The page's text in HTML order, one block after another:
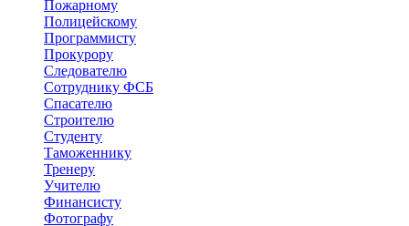
Пожарному
Полицейскому
Программисту
Прокурору
Следователю
Сотруднику ФСБ
Спасателю
Строителю
Студенту
Таможеннику
Тренеру
Учителю
Финансисту
Фотографу